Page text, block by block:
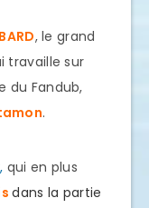
, le grand
travaille sur
du Fandub,
.
, qui en plus
dans la partie